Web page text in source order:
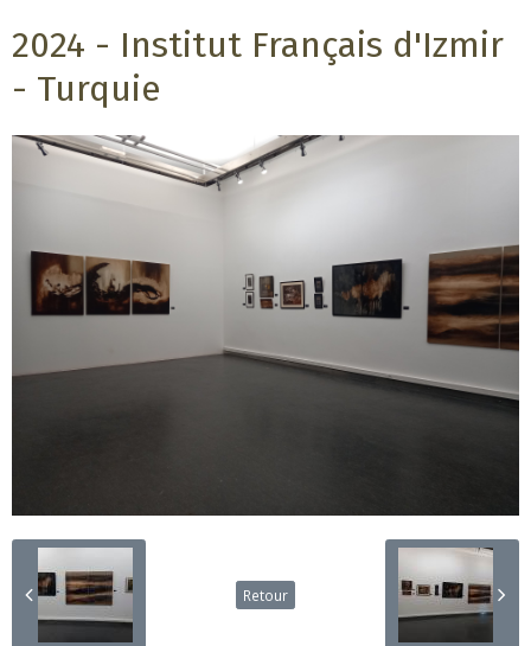
2024 - Institut Français d'Izmir
- Turquie
Retour